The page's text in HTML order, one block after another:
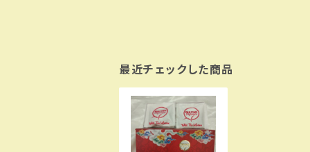
最近チェックした商品